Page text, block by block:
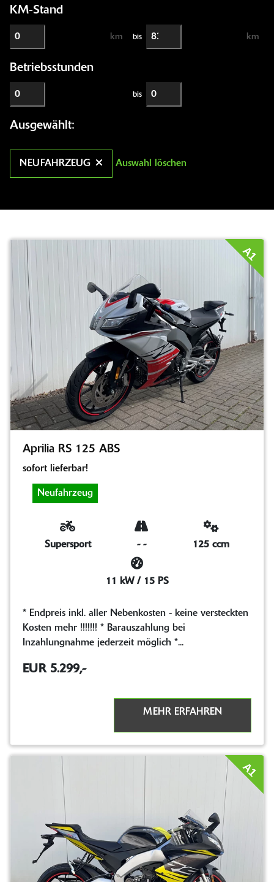
KM-Stand
km bis km
Betriebsstunden
bis
Ausgewählt:
NEUFAHRZEUG Auswahl löschen
Aprilia RS 125 ABS
sofort lieferbar!
Neufahrzeug
Supersport - - 125 ccm
11 kW / 15 PS
* Endpreis inkl. aller Nebenkosten - keine versteckten
Kosten mehr !!!!!!! * Barauszahlung bei
Inzahlungnahme jederzeit möglich *...
EUR 5.299,-
MEHR ERFAHREN
A1
A1